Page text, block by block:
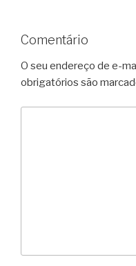
Comentário
O seu endereço de e-
obrigatórios são